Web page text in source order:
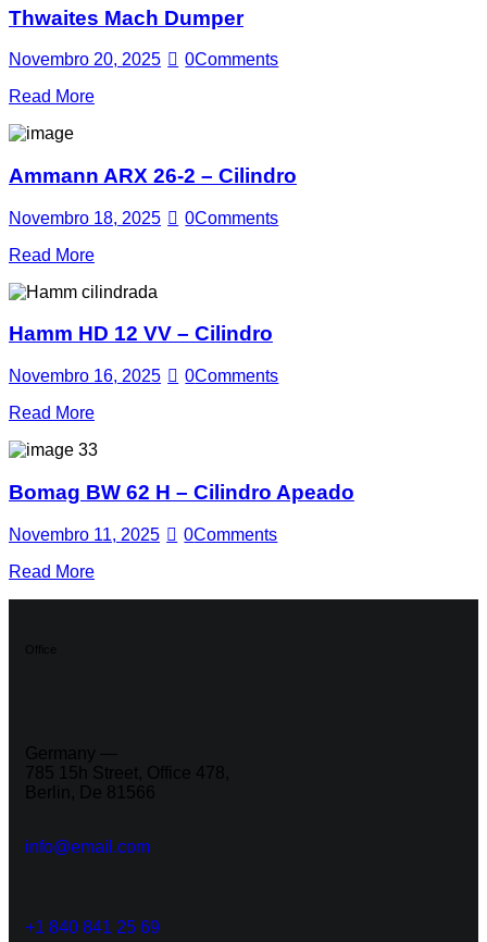
Thwaites Mach Dumper
Novembro 20, 2025 0Comments
Read More
Ammann ARX 26-2 – Cilindro
Novembro 18, 2025 0Comments
Read More
Hamm HD 12 VV – Cilindro
Novembro 16, 2025 0Comments
Read More
Bomag BW 62 H – Cilindro Apeado
Novembro 11, 2025 0Comments
Read More
Office
Germany —
785 15h Street, Office 478,
Berlin, De 81566
info@email.com
+1 840 841 25 69